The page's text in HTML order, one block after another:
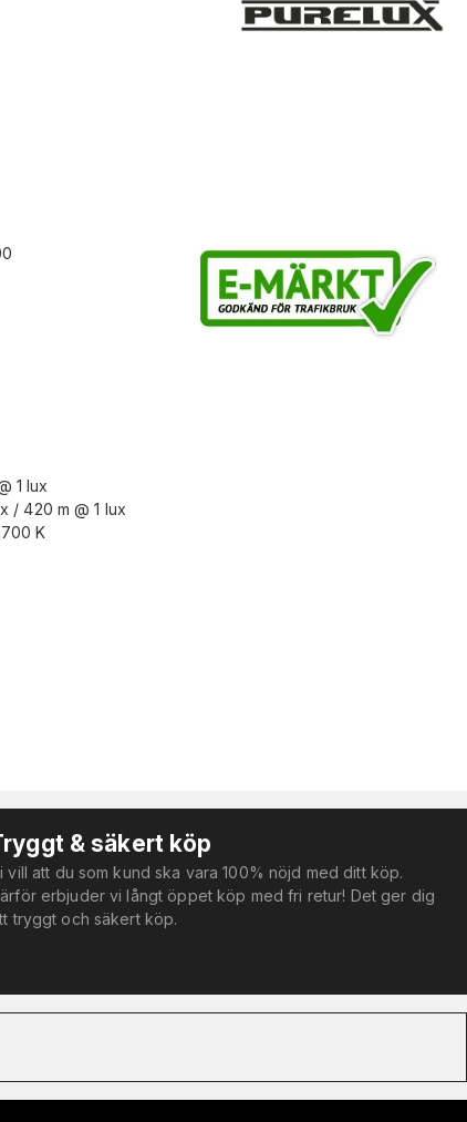
1 lux
/ 420 m @ 1 lux
K
& säkert köp
vill att du som kund ska vara 100% nöjd med ditt köp.
erbjuder vi långt öppet köp med fri retur! Det ger dig
tryggt och säkert köp.